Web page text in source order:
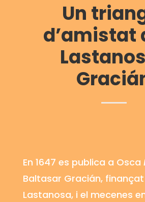
Un
d’amistat
En 1647 es publica a Osca
Baltasar Gracián,
Lastanosa, i el mecenes